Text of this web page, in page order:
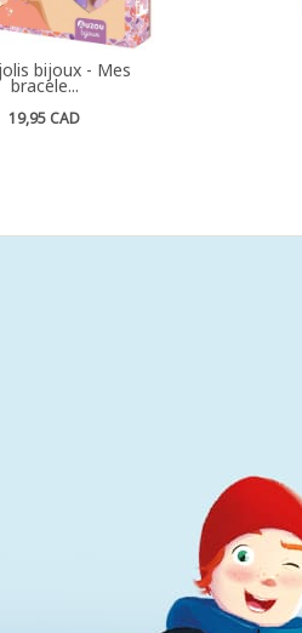
bijoux - Mes
bracele...
19,95 CAD